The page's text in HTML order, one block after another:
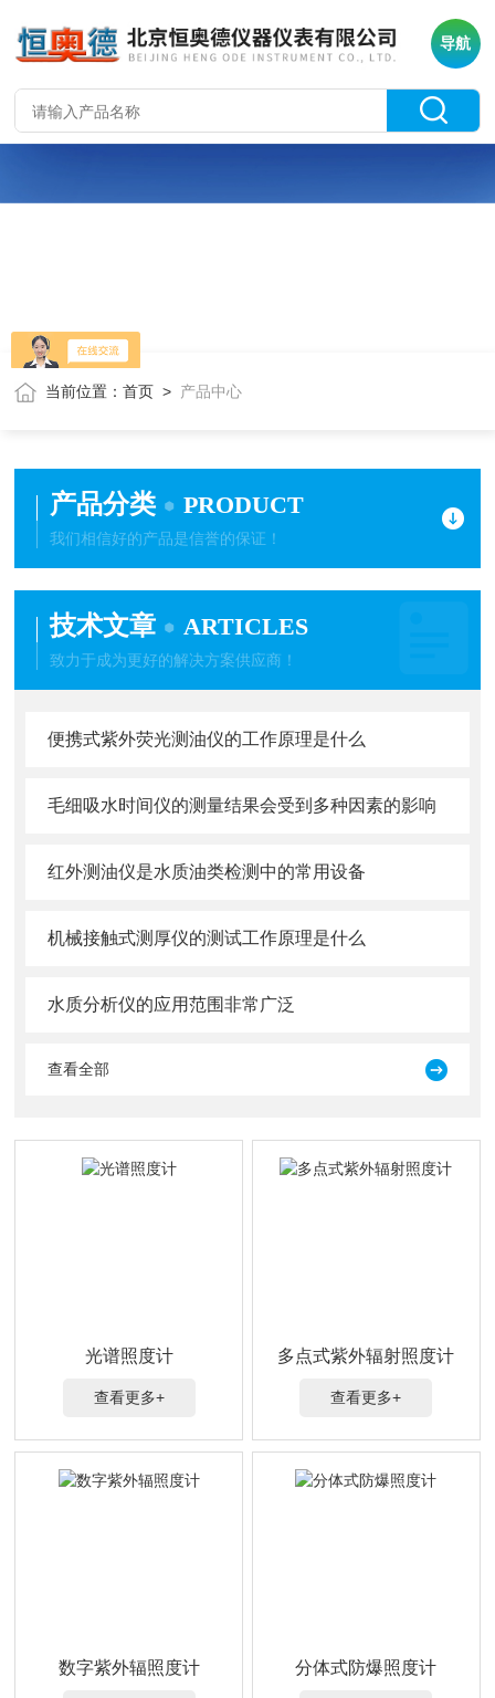
导航
当前位置：首页 > 产品中心
产品分类 PRODUCT
我们相信好的产品是信誉的保证！
技术文章 ARTICLES
致力于成为更好的解决方案供应商！
便携式紫外荧光测油仪的工作原理是什么
毛细吸水时间仪的测量结果会受到多种因素的影响
红外测油仪是水质油类检测中的常用设备
机械接触式测厚仪的测试工作原理是什么
水质分析仪的应用范围非常广泛
查看全部
光谱照度计
查看更多+
多点式紫外辐射照度计
查看更多+
数字紫外辐照度计 分体式防爆照度计